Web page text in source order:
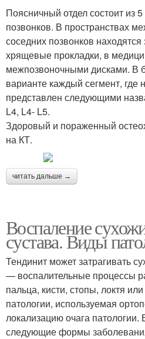
Поясничный отдел состоит из
позвонков. В пространствах
соседних позвонков
хрящевые прокладки, в
межпозвоночными дисками. В
варианте каждый сегмент, где
представлен следующими
L4, L4- L5.
Здоровый и пораженный
на КТ.
читать дальше →
Воспаление
сустава. Виды
Тендинит может затрагивать
— воспалительные процессы
пальца, кисти, стопы, локтя
патологии, используемая
локализацию очага
следующие формы